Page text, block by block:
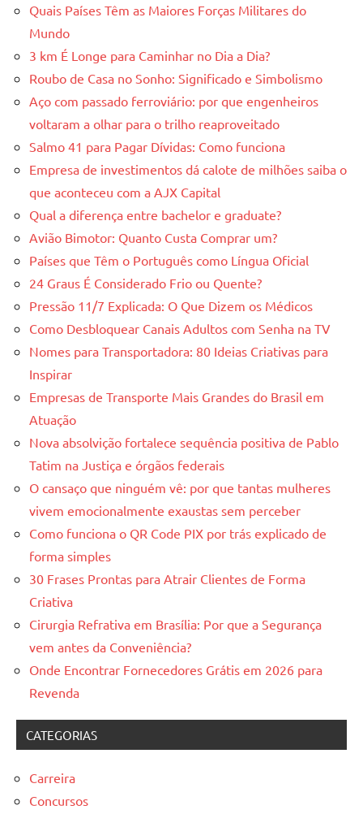
Quais Países Têm as Maiores Forças Militares do
Mundo
3 km É Longe para Caminhar no Dia a Dia?
Roubo de Casa no Sonho: Significado e Simbolismo
Aço com passado ferroviário: por que engenheiros
voltaram a olhar para o trilho reaproveitado
Salmo 41 para Pagar Dívidas: Como funciona
Empresa de investimentos dá calote de milhões saiba o
que aconteceu com a AJX Capital
Qual a diferença entre bachelor e graduate?
Avião Bimotor: Quanto Custa Comprar um?
Países que Têm o Português como Língua Oficial
24 Graus É Considerado Frio ou Quente?
Pressão 11/7 Explicada: O Que Dizem os Médicos
Como Desbloquear Canais Adultos com Senha na TV
Nomes para Transportadora: 80 Ideias Criativas para
Inspirar
Empresas de Transporte Mais Grandes do Brasil em
Atuação
Nova absolvição fortalece sequência positiva de Pablo
Tatim na Justiça e órgãos federais
O cansaço que ninguém vê: por que tantas mulheres
vivem emocionalmente exaustas sem perceber
Como funciona o QR Code PIX por trás explicado de
forma simples
30 Frases Prontas para Atrair Clientes de Forma
Criativa
Cirurgia Refrativa em Brasília: Por que a Segurança
vem antes da Conveniência?
Onde Encontrar Fornecedores Grátis em 2026 para
Revenda
CATEGORIAS
Carreira
Concursos